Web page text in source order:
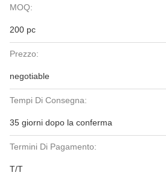
MOQ:
200 pc
Prezzo:
negotiable
Tempi Di Consegna:
35 giorni dopo la conferma
Termini Di Pagamento:
T/T